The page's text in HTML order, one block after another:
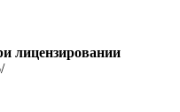
лицензировании
/